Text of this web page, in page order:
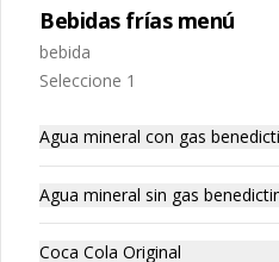
PRANA CHAI
Vegan Blend
Bebidas frías menú
bebida
Seleccione 1
Agua mineral con gas
Agua mineral sin gas
Coca Cola Original